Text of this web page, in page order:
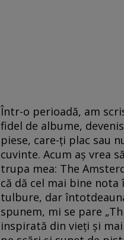
Într-o perioadă, am
fidel de albume,
piese, care-ţi plac sau
cuvinte. Acum aş vrea
trupa mea: The
că dă cel mai bine
tulbure, dar
spunem, mi se pare
inspirată din vieţi şi